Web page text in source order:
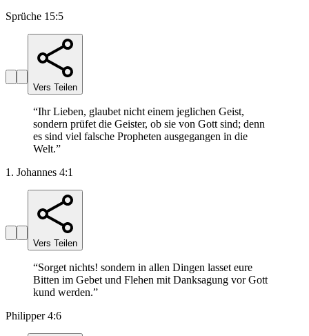
Sprüche 15:5
Vers Teilen
“Ihr Lieben, glaubet nicht einem jeglichen Geist,
sondern prüfet die Geister, ob sie von Gott sind; denn
es sind viel falsche Propheten ausgegangen in die
Welt.”
1. Johannes 4:1
Vers Teilen
“Sorget nichts! sondern in allen Dingen lasset eure
Bitten im Gebet und Flehen mit Danksagung vor Gott
kund werden.”
Philipper 4:6